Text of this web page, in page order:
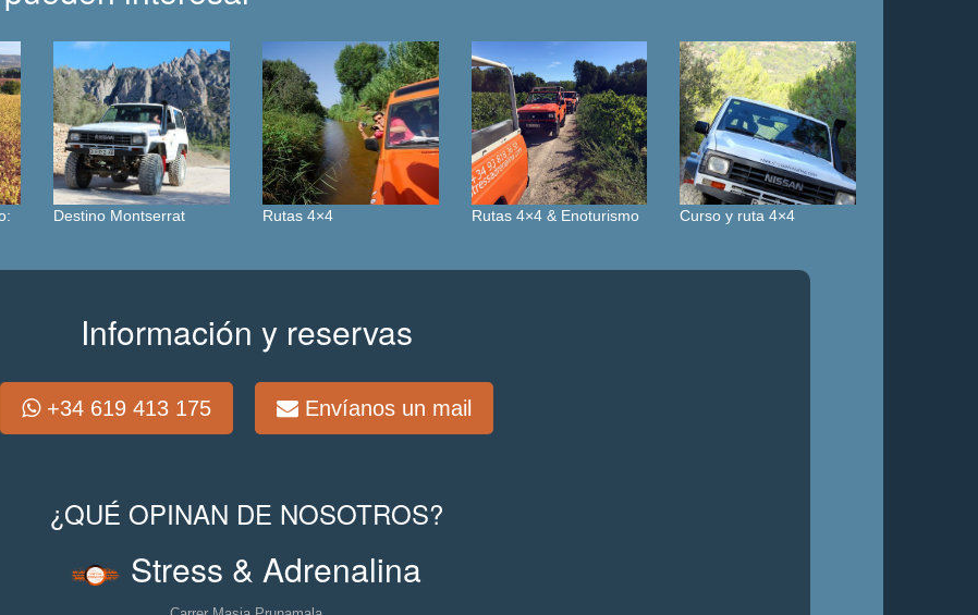
Destino Montserrat Rutas 4×4 Rutas 4×4 & Enoturismo Curso y ruta 4×4
Información y reservas
+34 619 413 175 Envíanos un mail
¿QUÉ OPINAN DE NOSOTROS?
Stress & Adrenalina